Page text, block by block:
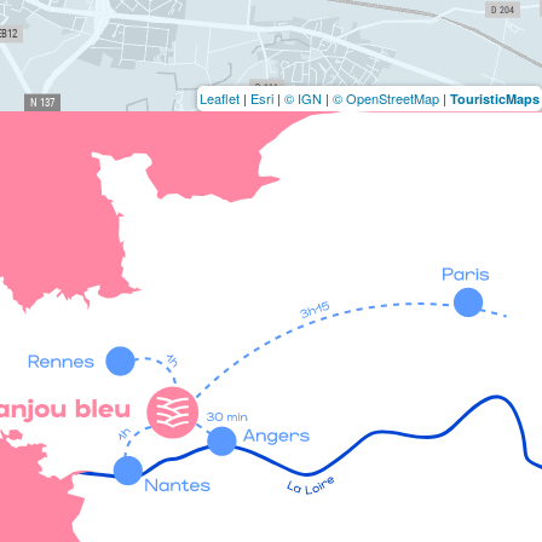
Leaflet | Esri | © IGN | © OpenStreetMap | TouristicMaps